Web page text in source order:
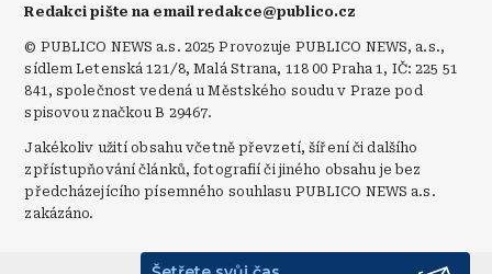
Redakci pište na email redakce@publico.cz
© PUBLICO NEWS a.s. 2025 Provozuje PUBLICO NEWS, a.s.,
sídlem Letenská 121/8, Malá Strana, 118 00 Praha 1, IČ: 225 51
841, společnost vedená u Městského soudu v Praze pod
spisovou značkou B 29467.
Jakékoliv užití obsahu včetně převzetí, šíření či dalšího
zpřístupňování článků, fotografií či jiného obsahu je bez
předcházejícího písemného souhlasu PUBLICO NEWS a.s.
zakázáno.